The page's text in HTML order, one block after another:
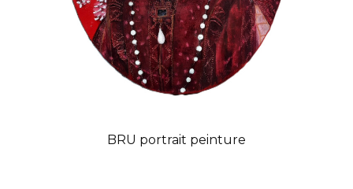
BRU portrait peinture